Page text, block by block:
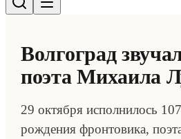
Волгоград
поэта Михаила
29 октября исполнилось
рождения фронтовика,